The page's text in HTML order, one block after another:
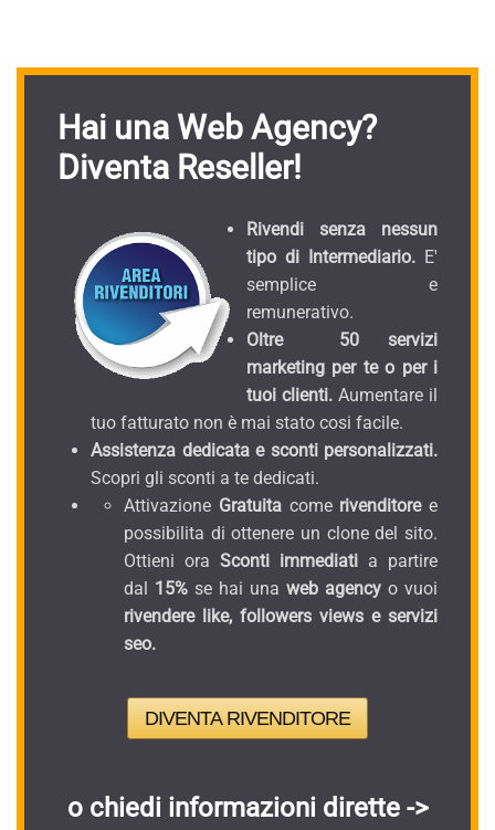
Hai una Web Agency?
Diventa Reseller!
Rivendi senza nessun
tipo di Intermediario. E'
semplice e
remunerativo.
Oltre 50 servizi
marketing per te o per i
tuoi clienti. Aumentare il
tuo fatturato non è mai stato cosi facile.
Assistenza dedicata e sconti personalizzati.
Scopri gli sconti a te dedicati.
Attivazione Gratuitacomerivenditoree
possibilita di ottenere un clone del sito.
Ottieni ora Sconti immediati a partire
dal 15% se hai una web agency o vuoi
rivendere like, followers views e servizi
seo.
DIVENTA RIVENDITORE
o chiedi informazioni dirette ->